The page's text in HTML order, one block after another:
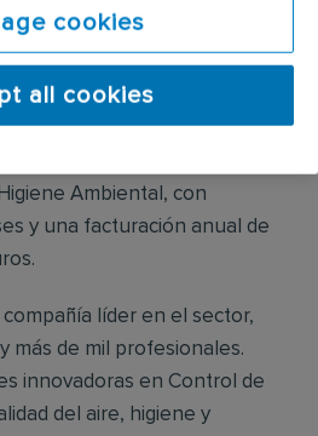
Ambiental, con
y una facturación anual de
compañía líder en el sector,
más de mil profesionales.
innovadoras en Control de
del aire, higiene y
cookies
all cookies